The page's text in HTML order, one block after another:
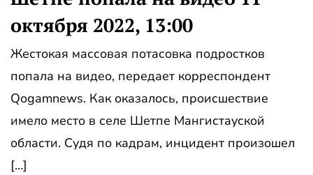
октября 2022, 13:00
Жестокая массовая потасовка подростков
попала на видео, передает корреспондент
Qogamnews. Как оказалось, происшествие
имело место в селе Шетпе Мангистауской
области. Судя по кадрам, инцидент произошел
[…]